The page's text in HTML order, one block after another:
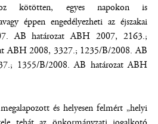
kötötten, egyes napokon is
éppen engedélyezheti az éjszakai
AB határozat ABH 2007, 2163.;
ABH 2008, 3327.; 1235/B/2008. AB
1355/B/2008. AB határozat ABH
és helyesen felmért „helyi